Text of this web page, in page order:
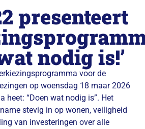
presenteert
nodig is!’
voor de
op woensdag 18 maar 2026
heet: “Doen wat nodig is”. Het
stevig in op wonen, veiligheid
van investeringen over alle